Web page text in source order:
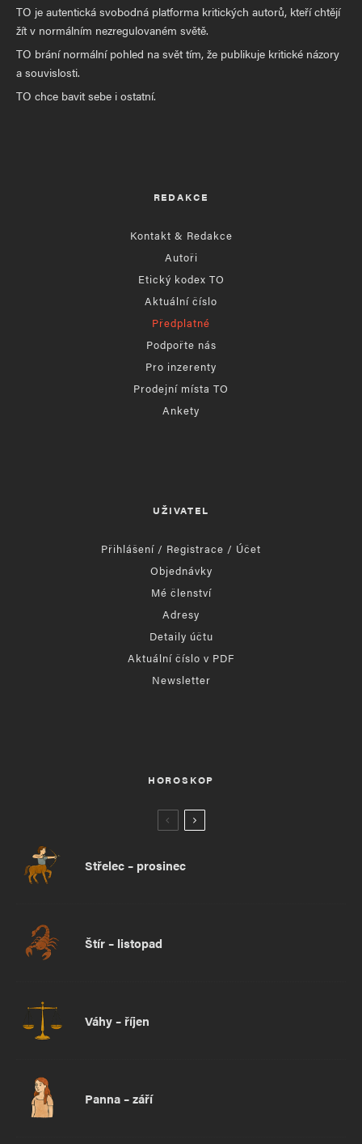
TO je autentická svobodná platforma kritických autorů, kteří chtějí
žít v normálním nezregulovaném světě.
TO brání normální pohled na svět tím, že publikuje kritické názory
a souvislosti.
TO chce bavit sebe i ostatní.
REDAKCE
Kontakt & Redakce
Autoři
Etický kodex TO
Aktuální číslo
Předplatné
Podpořte nás
Pro inzerenty
Prodejní místa TO
Ankety
UŽIVATEL
Přihlášení / Registrace / Účet
Objednávky
Mé členství
Adresy
Detaily účtu
Aktuální číslo v PDF
Newsletter
HOROSKOP
Střelec – prosinec
Štír – listopad
Váhy – říjen
Panna – září